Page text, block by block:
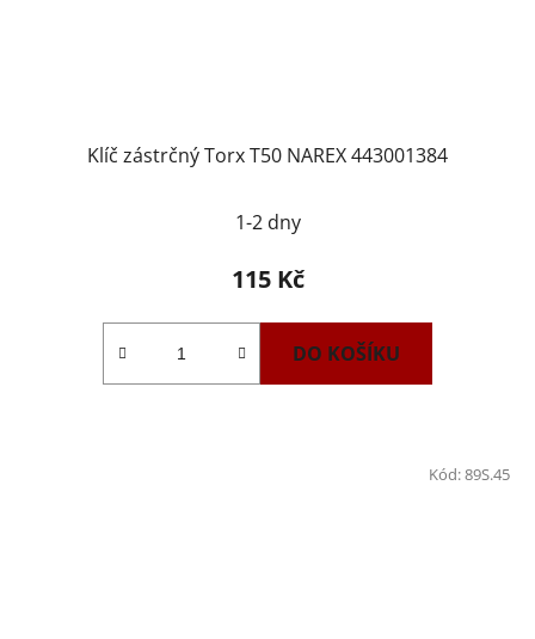
Klíč zástrčný Torx T50 NAREX 443001384
1-2 dny
115 Kč
DO KOŠÍKU
Kód:89S.45